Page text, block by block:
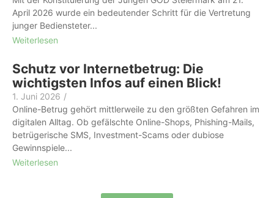
April 2026 wurde ein bedeutender Schritt für die Vertretung
junger Bediensteter...
Weiterlesen
Schutz vor Internetbetrug: Die
wichtigsten Infos auf einen Blick!
1. Juni 2026 /
Online-Betrug gehört mittlerweile zu den größten Gefahren im
digitalen Alltag. Ob gefälschte Online-Shops, Phishing-Mails,
betrügerische SMS, Investment-Scams oder dubiose
Gewinnspiele...
Weiterlesen